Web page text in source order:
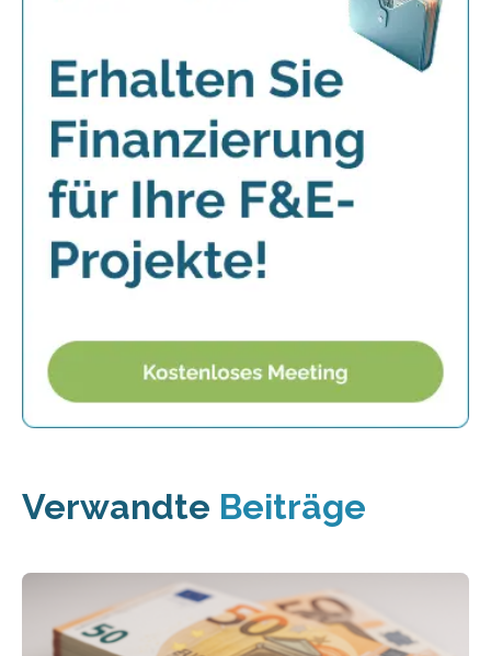
Verwandte Beiträge